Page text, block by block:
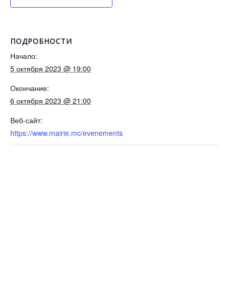
ПОДРОБНОСТИ
Начало:
5 октября 2023 @ 19:00
Окончание:
6 октября 2023 @ 21:00
Веб-сайт:
https://www.mairie.mc/evenements